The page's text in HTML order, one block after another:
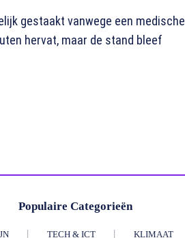
gestaakt vanwege een medische
hervat, maar de stand bleef
Populaire Categorieën
TECH & ICT KLIMAAT